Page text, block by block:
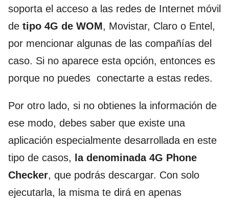
soporta el acceso a las redes de Internet móvil
de tipo 4G de WOM, Movistar, Claro o Entel,
por mencionar algunas de las compañías del
caso. Si no aparece esta opción, entonces es
porque no puedes conectarte a estas redes.
Por otro lado, si no obtienes la información de
ese modo, debes saber que existe una
aplicación especialmente desarrollada en este
tipo de casos, la denominada 4G Phone
Checker, que podrás descargar. Con solo
ejecutarla, la misma te dirá en apenas